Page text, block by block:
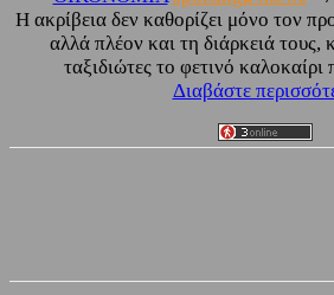
Η ακρίβεια δεν καθορίζει μόνο τον
αλλά πλέον και τη διάρκειά τους,
ταξιδιώτες το φετινό καλοκαίρι
Διαβάστε